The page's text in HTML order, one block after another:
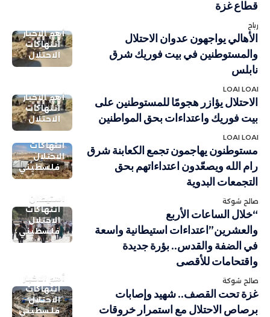
قطاع غزة
رباح
أهم الاخبار
انتهاكات
الاحتلال
الأهالي يواجهون عدوان الاحتلال
والمستوطنين في بيت فوريك شرق
نابلس
LOAI LOAI
أهم الاخبار
انتهاكات
الاحتلال
الاحتلال يؤازر هجومًا للمستوطنين على
بيت فوريك واعتداءات بحق المواطنين
LOAI LOAI
انتهاكات
الاحتلال
فلسطيني
مستوطنون يهاجمون تجمع الكعابنة شرق
رام الله ويصعّدون اعتداءاتهم بحق
التجمعات البدوية
صالح شوكة
استيطان
انتهاكات
الاحتلال
فلسطيني
“خلال الساعات الأربع
والعشرين”اعتداءات استيطانية واسعة
في الضفة والقدس.. بؤرة جديدة
واقتحامات للأقصى
صالح شوكة
أهم الاخبار
انتهاكات
الاحتلال
فلسطيني
غزة تحت القصف.. شهيد وإصابات
برصاص الاحتلال مع استمرار خروقات